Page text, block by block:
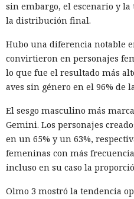
sin embargo, el escenario y
la distribución final.
Hubo una diferencia notable
convirtieron en personajes
lo que fue el resultado más
aves sin género en el 96% de
El sesgo masculino más
Gemini. Los personajes
en un 65% y un 63%,
femeninas con más
incluso en su caso la
Olmo 3 mostró la tendencia